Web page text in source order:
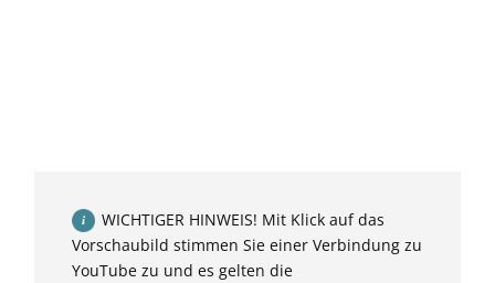
WICHTIGER HINWEIS! Mit Klick auf das
Vorschaubild stimmen Sie einer Verbindung zu
YouTube zu und es gelten die